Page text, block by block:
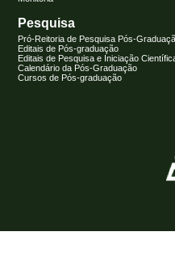
Pesquisa
Pró-Reitoria de Pesquisa Pós-
Editais de Pós-graduação
Editais de Pesquisa e Iniciação
Calendário da Pós-Graduação
Cursos de Pós-graduação